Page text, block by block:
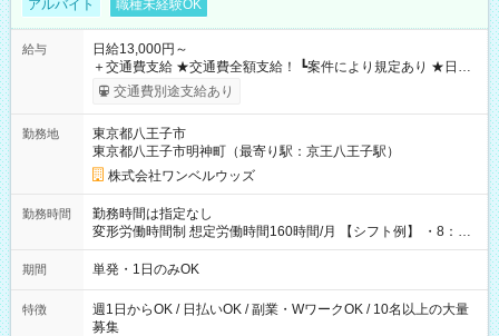
アルバイト 職種未経験OK
給与
日給13,000円～
＋交通費支給 ★交通費全額支給！ ┗案件により規定あり ★日払
いOK！（規定あり） ┗働いたその日に現金GET♪ お仕事後はコ
ンビニATMから 日払い分を引き落とせます！ 【試用期間】試
交通費別途支給あり
勤務地
東京都八王子市
東京都八王子市明神町（最寄り駅：京王八王子駅）
株式会社ワンベルウッズ
勤務時間
勤務時間は指定なし
変形労働時間制 想定労働時間160時間/月 【シフト例】 ・8：00
～21：00
期間 単発・1日のみOK
特徴
週1日からOK / 日払いOK / 副業・WワークOK / 10名以上の大量
募集